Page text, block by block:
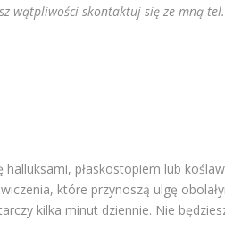
wątpliwości skontaktuj się ze mną
płaskostopiem lub
które przynoszą ulgę
kilka minut dziennie. Nie